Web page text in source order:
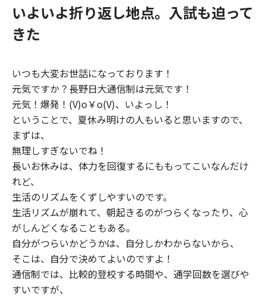
いよいよ折り返し地点。入試も迫って
きた
いつも大変お世話になっております！
元気ですか？長野日大通信制は元気です！
元気！爆発！(V)o￥o(V)、いよっし！
ということで、夏休み明けの人もいると思いますので、
まずは、
無理しすぎないでね！
長いお休みは、体力を回復するにももってこいなんだけ
れど、
生活のリズムをくずしやすいのです。
生活リズムが崩れて、朝起きるのがつらくなったり、心
がしんどくなることもある。
自分がつらいかどうかは、自分しかわからないから、
そこは、自分で決めてよいのですよ！
通信制では、比較的登校する時間や、通学回数を選びや
すいですが、